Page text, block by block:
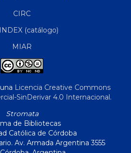
CIRC
(catálogo)
MIAR
Licencia Creative Commons
SinDerivar 4.0 Internacional.
Stromata
de Bibliotecas
Católica de Córdoba
Av. Armada Argentina 3555